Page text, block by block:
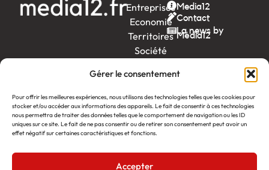
Gérer le consentement
Pour offrir les meilleures expériences, nous utilisons des technologies telles que les cookies pour
stocker et/ou accéder aux informations des appareils. Le fait de consentir à ces technologies
nous permettra de traiter des données telles que le comportement de navigation ou les ID
uniques sur ce site. Le fait de ne pas consentir ou de retirer son consentement peut avoir un
effet négatif sur certaines caractéristiques et fonctions.
Accepter
Entreprises
Economie
Territoires
Société
end
Ambition
by EDF
itw
by
Léa
Media12
Contact
La news by
Média12